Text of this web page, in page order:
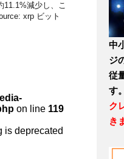
11.1%減少し、こ
xrp ビット
on line 119
is deprecated
中
ジ
従
す。
ク
き